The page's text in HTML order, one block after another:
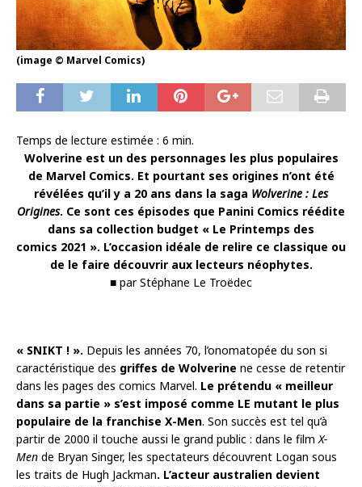
(image © Marvel Comics)
Temps de lecture estimée : 6 min.
Wolverine est un des personnages les plus populaires
de Marvel Comics. Et pourtant ses origines n’ont été
révélées qu’il y a 20 ans dans la saga Wolverine : Les
Origines. Ce sont ces épisodes que Panini Comics réédite
dans sa collection budget « Le Printemps des
comics 2021 ». L’occasion idéale de relire ce classique ou
de le faire découvrir aux lecteurs néophytes.
■ par Stéphane Le Troëdec
« SNIKT ! ». Depuis les années 70, l’onomatopée du son si
caractéristique des griffes de Wolverine ne cesse de retentir
dans les pages des comics Marvel. Le prétendu « meilleur
dans sa partie » s’est imposé comme LE mutant le plus
populaire de la franchise X-Men. Son succès est tel qu’à
partir de 2000 il touche aussi le grand public : dans le filmX-
Men de Bryan Singer, les spectateurs découvrent Logan sous
les traits de Hugh Jackman. L’acteur australien devient